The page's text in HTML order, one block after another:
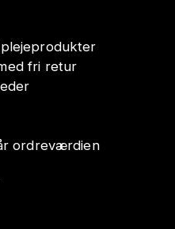
fri retur
ordreværdien